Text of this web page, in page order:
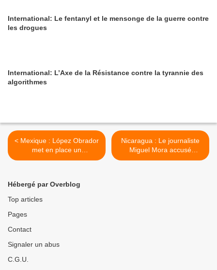
International: Le fentanyl et le mensonge de la guerre contre
les drogues
International: L’Axe de la Résistance contre la tyrannie des
algorithmes
< Mexique : López Obrador
met en place un
programme pour les
Nicaragua : Le journaliste
Miguel Mora accusé
d'incitation à la violence et à
Hébergé par Overblog
Top articles
Pages
Contact
Signaler un abus
C.G.U.